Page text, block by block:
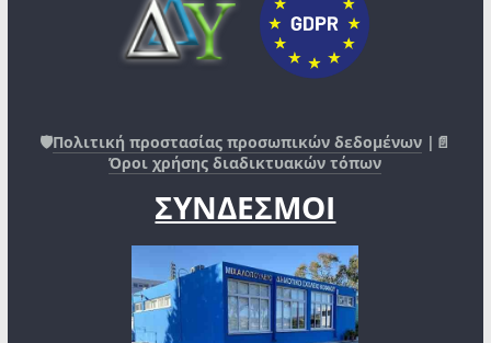
🛡️Πολιτική προστασίας προσωπικών δεδομένων |📄
Όροι χρήσης διαδικτυακών τόπων
ΣΥΝΔΕΣΜΟΙ